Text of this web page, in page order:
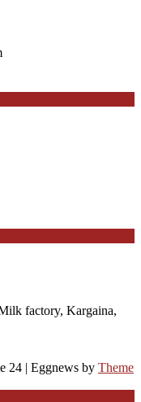
factory, Kargaina,
24 | Eggnews by Theme